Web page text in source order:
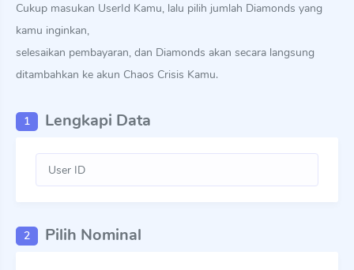
Cukup masukan UserId Kamu, lalu pilih jumlah Diamonds yang
kamu inginkan,
selesaikan pembayaran, dan Diamonds akan secara langsung
ditambahkan ke akun Chaos Crisis Kamu.
1 Lengkapi Data
2 Pilih Nominal